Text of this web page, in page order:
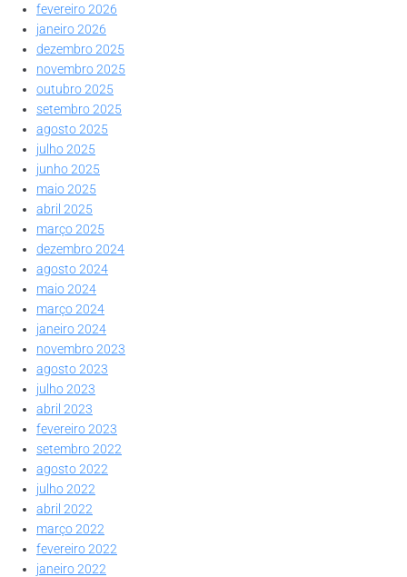
fevereiro 2026
janeiro 2026
dezembro 2025
novembro 2025
outubro 2025
setembro 2025
agosto 2025
julho 2025
junho 2025
maio 2025
abril 2025
março 2025
dezembro 2024
agosto 2024
maio 2024
março 2024
janeiro 2024
novembro 2023
agosto 2023
julho 2023
abril 2023
fevereiro 2023
setembro 2022
agosto 2022
julho 2022
abril 2022
março 2022
fevereiro 2022
janeiro 2022